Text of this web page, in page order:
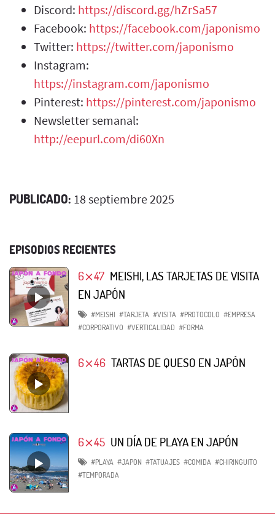
Discord: https://discord.gg/hZrSa57
Facebook: https://facebook.com/japonismo
Twitter: https://twitter.com/japonismo
Instagram:
https://instagram.com/japonismo
Pinterest: https://pinterest.com/japonismo
Newsletter semanal:
http://eepurl.com/di60Xn
PUBLICADO: 18 septiembre 2025
EPISODIOS RECIENTES
6⨯47 MEISHI, LAS TARJETAS DE VISITA
EN JAPÓN
#MEISHI #TARJETA #VISITA #PROTOCOLO #EMPRESA
#CORPORATIVO #VERTICALIDAD #FORMA
6⨯46 TARTAS DE QUESO EN JAPÓN
6⨯45 UN DÍA DE PLAYA EN JAPÓN
#PLAYA #JAPON #TATUAJES #COMIDA #CHIRINGUITO
#TEMPORADA